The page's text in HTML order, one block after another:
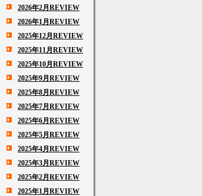
2026年2月REVIEW
2026年1月REVIEW
2025年12月REVIEW
2025年11月REVIEW
2025年10月REVIEW
2025年9月REVIEW
2025年8月REVIEW
2025年7月REVIEW
2025年6月REVIEW
2025年5月REVIEW
2025年4月REVIEW
2025年3月REVIEW
2025年2月REVIEW
2025年1月REVIEW